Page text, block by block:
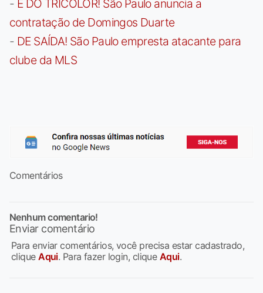
- É DO TRICOLOR! São Paulo anuncia a
contratação de Domingos Duarte
- DE SAÍDA! São Paulo empresta atacante para
clube da MLS
Comentários
Nenhum comentario!
Enviar comentário
Para enviar comentários, você precisa estar cadastrado,
cliqueAqui. Para fazer login, clique Aqui.